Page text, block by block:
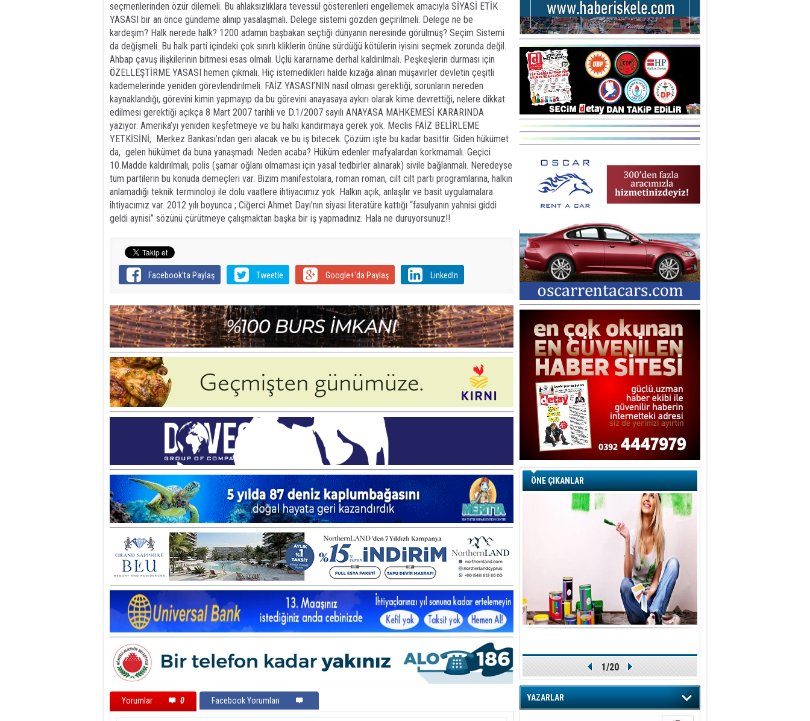
seçmenlerinden özür dilemeli. Bu ahlaksızlıklara tevessül gösterenleri engellemek amacıyla SİYASİ ETİK
YASASI bir an önce gündeme alınıp yasalaşmalı. Delege sistemi gözden geçirilmeli. Delege ne be
kardeşim? Halk nerede halk? 1200 adamın başbakan seçtiği dünyanın neresinde görülmüş? Seçim Sistemi
da değişmeli. Bu halk parti içindeki çok sınırlı kliklerin önüne sürdüğü kötülerin iyisini seçmek zorunda değil.
Ahbap çavuş ilişkilerinin bitmesi esas olmalı. Üçlü kararname derhal kaldırılmalı. Peşkeşlerin durması için
ÖZELLEŞTİRME YASASI hemen çıkmalı. Hiç istemedikleri halde kızağa alınan müşavirler devletin çeşitli
kademelerinde yeniden görevlendirilmeli. FAİZ YASASI’NIN nasıl olması gerektiği, sorunların nereden
kaynaklandığı, görevini kimin yapmayıp da bu görevini anayasaya aykırı olarak kime devrettiği, nelere dikkat
edilmesi gerektiği açıkça 8 Mart 2007 tarihli ve D.1/2007 sayılı ANAYASA MAHKEMESİ KARARINDA
yazıyor. Amerika’yı yeniden keşfetmeye ve bu halkı kandırmaya gerek yok. Meclis FAİZ BELİRLEME
YETKİSİNİ, Merkez Bankası’ndan geri alacak ve bu iş bitecek. Çözüm işte bu kadar basittir. Giden hükümet
da, gelen hükümet da buna yanaşmadı. Neden acaba? Hüküm edenler mafyalardan korkmamalı. Geçici
10.Madde kaldırılmalı, polis (şamar oğlanı olmaması için yasal tedbirler alınarak) sivile bağlanmalı. Neredeyse
tüm partilerin bu konuda demeçleri var. Bizim manifestolara, roman roman, cilt cilt parti programlarına, halkın
anlamadığı teknik terminoloji ile dolu vaatlere ihtiyacımız yok. Halkın açık, anlaşılır ve basit uygulamalara
ihtiyacımız var. 2012 yılı boyunca ; Ciğerci Ahmet Dayı’nın siyasi literatüre kattığı “fasulyanın yahnisi giddi
geldi aynisi” sözünü çürütmeye çalışmaktan başka bir iş yapmadınız. Hala ne duruyorsunuz!!
Facebook'ta Paylaş Tweetle Google+'da Paylaş LinkedIn
Yorumlar 0 Facebook Yorumları
ÖNE ÇIKANLAR
1/20
YAZARLAR